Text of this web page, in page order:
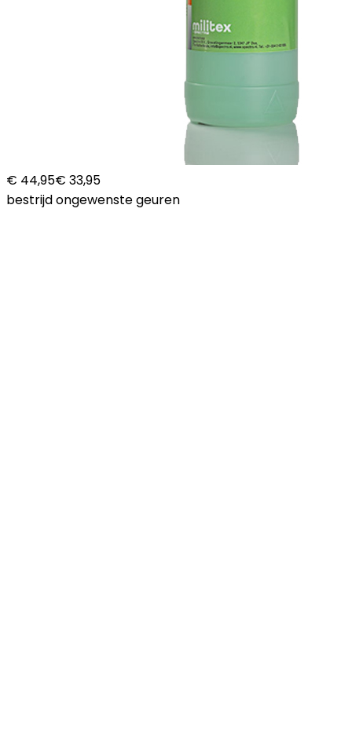
€ 44,95€ 33,95
bestrijd ongewenste geuren